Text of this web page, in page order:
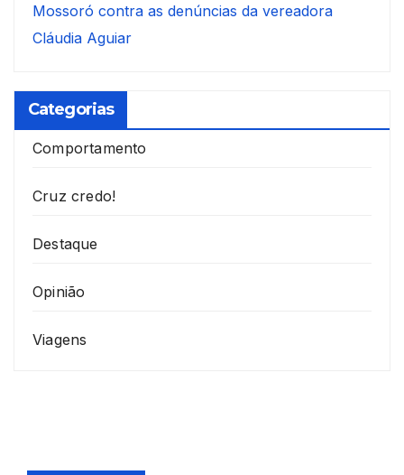
Mossoró contra as denúncias da vereadora
Cláudia Aguiar
Categorias
Comportamento
Cruz credo!
Destaque
Opinião
Viagens